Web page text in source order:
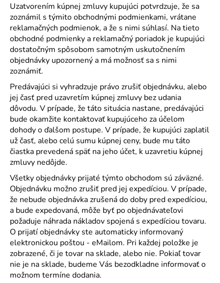
Uzatvorením kúpnej zmluvy kupujúci potvrdzuje, že sa
zoznámil s týmito obchodnými podmienkami, vrátane
reklamačných podmienok, a že s nimi súhlasí. Na tieto
obchodné podmienky a reklamačný poriadok je kupujúci
dostatočným spôsobom samotným uskutočnením
objednávky upozornený a má možnosť sa s nimi
zoznámiť.
Predávajúci si vyhradzuje právo zrušiť objednávku, alebo
jej časť pred uzavretím kúpnej zmluvy bez udania
dôvodu. V prípade, že táto situácia nastane, predávajúci
bude okamžite kontaktovať kupujúceho za účelom
dohody o ďalšom postupe. V prípade, že kupujúci zaplatil
už časť, alebo celú sumu kúpnej ceny, bude mu táto
čiastka prevedená späť na jeho účet, k uzavretiu kúpnej
zmluvy nedôjde.
Všetky objednávky prijaté týmto obchodom sú záväzné.
Objednávku možno zrušiť pred jej expedíciou. V prípade,
že nebude objednávka zrušená do doby pred expedíciou,
a bude expedovaná, môže byť po objednávateľovi
požaduje náhrada nákladov spojená s expedíciou tovaru.
O prijatí objednávky ste automaticky informovaný
elektronickou poštou - eMailom. Pri každej položke je
zobrazené, či je tovar na sklade, alebo nie. Pokiaľ tovar
nie je na sklade, budeme Vás bezodkladne informovať o
možnom termíne dodania.